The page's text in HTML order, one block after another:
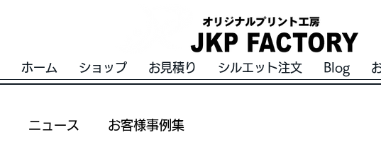
ホーム ショップ お見積り シルエット注文 Blog
ニュース お客様事例集